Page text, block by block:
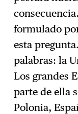
formulado
esta
palabras: la
Los grandes
parte de ella
Polonia,